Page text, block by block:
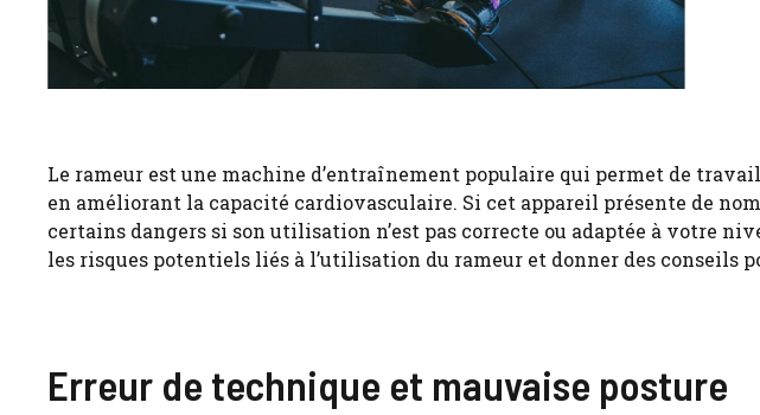
Le rameur est une machine d’entraînement populaire qui permet de
en améliorant la capacité cardiovasculaire. Si cet appareil présente de
certains dangers si son utilisation n’est pas correcte ou adaptée à votre
les risques potentiels liés à l’utilisation du rameur et donner des conseils
Erreur de technique et mauvaise posture